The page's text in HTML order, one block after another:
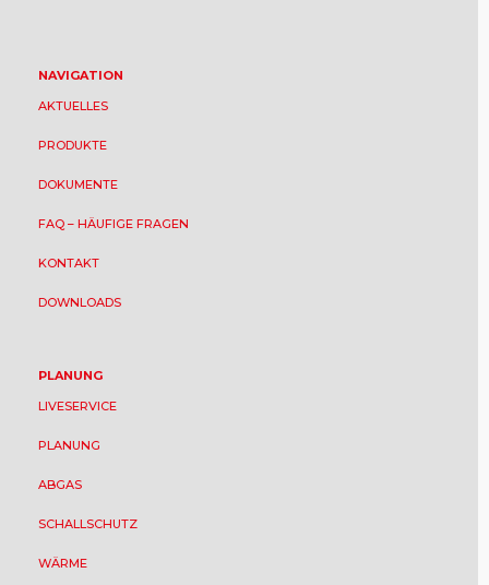
NAVIGATION
AKTUELLES
PRODUKTE
DOKUMENTE
FAQ – HÄUFIGE FRAGEN
KONTAKT
DOWNLOADS
PLANUNG
LIVESERVICE
PLANUNG
ABGAS
SCHALLSCHUTZ
WÄRME